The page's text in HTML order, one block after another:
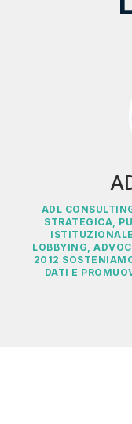
ADL
STRATEGICA,
LOBBYING,
2012
DATI E